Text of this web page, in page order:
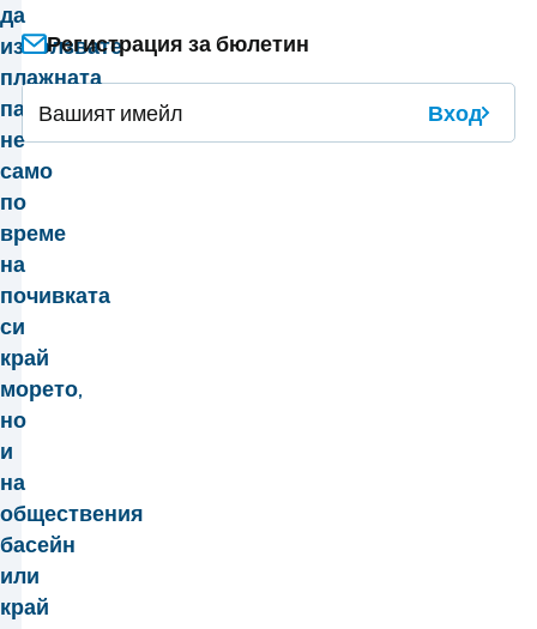
да
използвате
плажната
палатка
не
само
по
време
на
почивката
си
край
морето,
но
и
на
обществения
басейн
или
край
Регистрация за бюлетин
Вход